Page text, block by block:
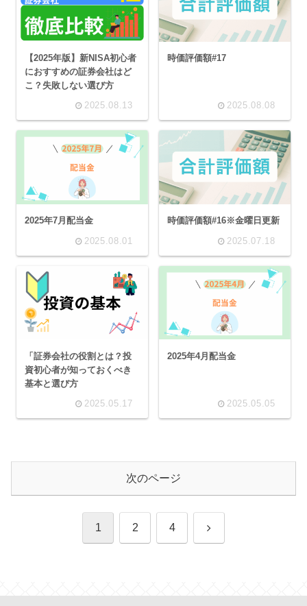
【2025年版】新NISA初心者
におすすめの証券会社はど
こ？失敗しない選び方
2025.08.13
時価評価額#17
2025.08.08
2025年7月配当金
2025.08.01
時価評価額#16※金曜日更新
2025.07.18
「証券会社の役割とは？投
資初心者が知っておくべき
基本と選び方
2025.05.17
2025年4月配当金
2025.05.05
次のページ
1 2 4 次